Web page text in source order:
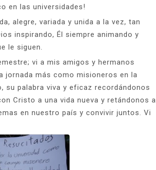
en las universidades!
alegre, variada y unida a la vez, tan
inspirando, Él siempre animando y
le siguen.
vi a mis amigos y hermanos
jornada más como misioneros en la
su palabra viva y eficaz recordándonos
Cristo a una vida nueva y retándonos a
en nuestro país y convivir juntos. Vi